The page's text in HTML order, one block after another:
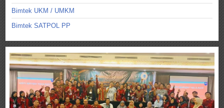
Bimtek UKM / UMKM
Bimtek SATPOL PP